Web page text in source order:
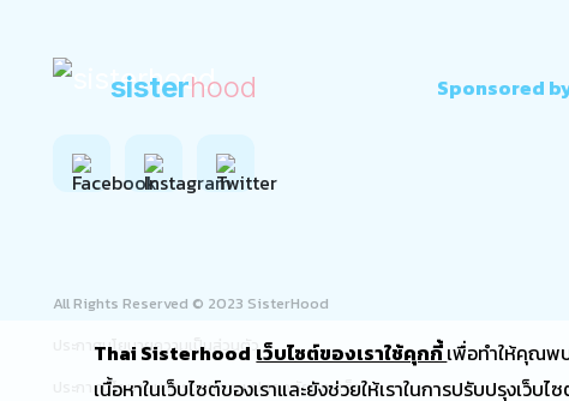
sisterhood Sponsored
All Rights Reserved © 2023 SisterHood
ประกาศนโยบายความเป็นส่วนตัว
ประกาศนโยบายมาตรฐานความปลอดภัยของเด็ก
Thai Sisterhood เว็บไซต์ของเราใช้คุกกี้เพื่อทำให้คุณพ
เนื้อหาในเว็บไซต์ของเราและยังช่วยให้เราในการปรับปรุงเว็